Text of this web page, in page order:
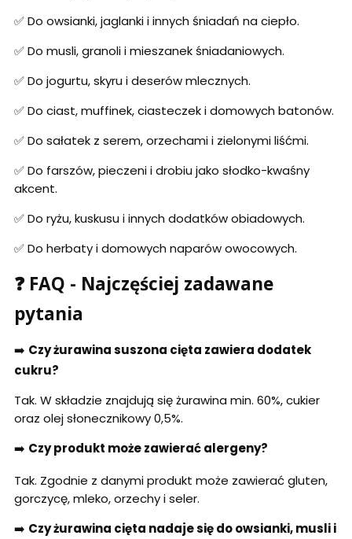
✅ Do owsianki, jaglanki i innych śniadań na ciepło.
✅ Do musli, granoli i mieszanek śniadaniowych.
✅ Do jogurtu, skyru i deserów mlecznych.
✅ Do ciast, muffinek, ciasteczek i domowych batonów.
✅ Do sałatek z serem, orzechami i zielonymi liśćmi.
✅ Do farszów, pieczeni i drobiu jako słodko-kwaśny
akcent.
✅ Do ryżu, kuskusu i innych dodatków obiadowych.
✅ Do herbaty i domowych naparów owocowych.
❓ FAQ - Najczęściej zadawane
pytania
➡️ Czy żurawina suszona cięta zawiera dodatek
cukru?
Tak. W składzie znajdują się żurawina min. 60%, cukier
oraz olej słonecznikowy 0,5%.
➡️ Czy produkt może zawierać alergeny?
Tak. Zgodnie z danymi produkt może zawierać gluten,
gorczycę, mleko, orzechy i seler.
➡️ Czy żurawina cięta nadaje się do owsianki, musli i